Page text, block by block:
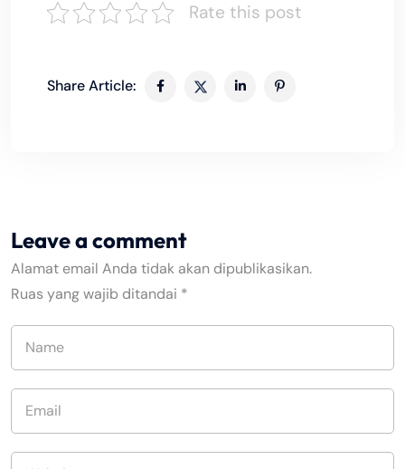
Rate this post
Share Article:
Leave a comment
Alamat email Anda tidak akan dipublikasikan.
Ruas yang wajib ditandai *